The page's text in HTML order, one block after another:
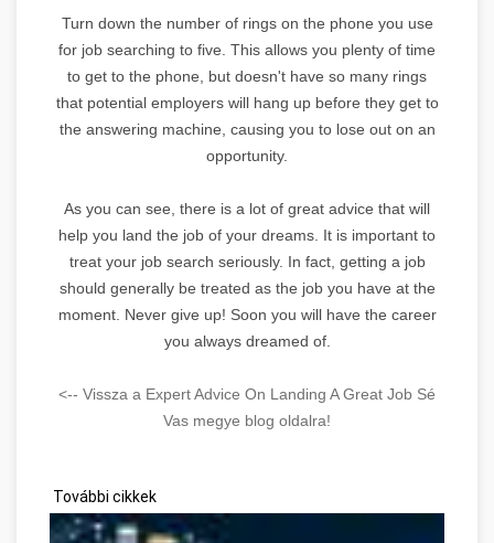
Turn down the number of rings on the phone you use
for job searching to five. This allows you plenty of time
to get to the phone, but doesn't have so many rings
that potential employers will hang up before they get to
the answering machine, causing you to lose out on an
opportunity.
As you can see, there is a lot of great advice that will
help you land the job of your dreams. It is important to
treat your job search seriously. In fact, getting a job
should generally be treated as the job you have at the
moment. Never give up! Soon you will have the career
you always dreamed of.
<-- Vissza a Expert Advice On Landing A Great Job Sé
Vas megye blog oldalra!
További cikkek